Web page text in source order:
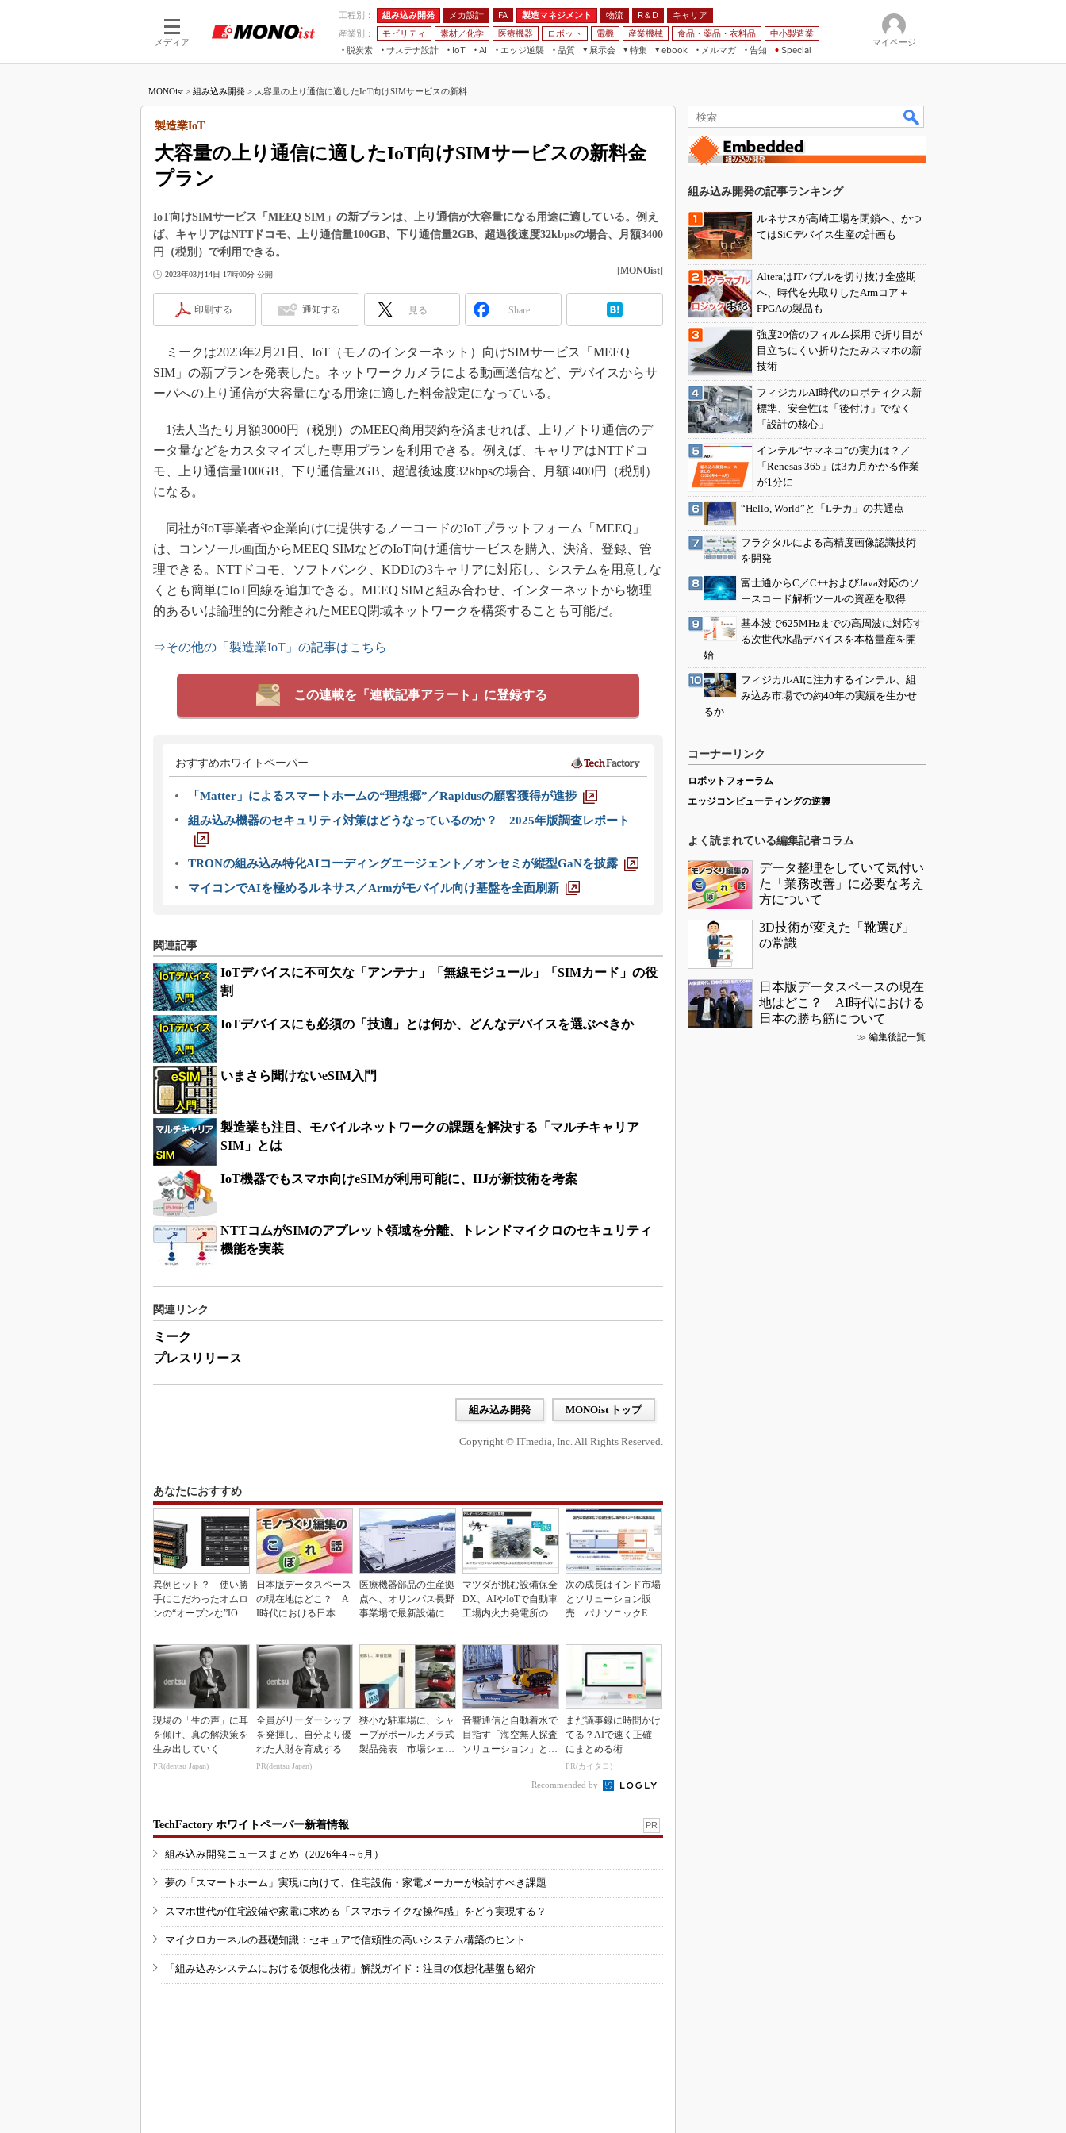
メディア
工程別： 組み込み開発 メカ設計 FA 製造マネジメント 物流 R＆D
キャリア
産業別：
モビリティ 素材／化学 医療機器 ロボット 電機 産業機械 食品・薬品・衣料品
中小製造業
脱炭素
サステナ設計
IoT
つながる工場
AI
AI×設備保全
エッジ逆襲 品質
展示会
JIMTOF
IIFES
TECHNO-FRONTIER
EdgeTech+
日本ものづくりワールド
AUTOMOTIVE WORLD
産業オープンネット展
特集
つながるクルマ
フィールドサービス
組み込み画像技術
組み込みモデリング
ISO26262
3Dプリンタ
インダストリー4.0
イノベーション
植物工場
知財マネジメント
グローバル設計・開発
ebook
FA
メルマガ
告知 Special
マイページ
MONOist > 組み込み開発 > 大容量の上り通信に適したIoT向けSIMサービスの新料...
大容量の上り通信に適したIoT向けSIMサービスの新料金
プラン
製造業IoT
IoT向けSIMサービス「MEEQ SIM」の新プランは、上り通信が大容量になる用途に適している。例え
ば、キャリアはNTTドコモ、上り通信量100GB、下り通信量2GB、超過後速度32kbpsの場合、月額3400
円（税別）で利用できる。
2023年03月14日 17時00分 公開 [MONOist]
印刷する 通知する 見る Share
ミークは2023年2月21日、IoT（モノのインターネット）向けSIMサービス「MEEQ
SIM」の新プランを発表した。ネットワークカメラによる動画送信など、デバイスからサ
ーバへの上り通信が大容量になる用途に適した料金設定になっている。
1法人当たり月額3000円（税別）のMEEQ商用契約を済ませれば、上り／下り通信のデ
ータ量などをカスタマイズした専用プランを利用できる。例えば、キャリアはNTTドコ
モ、上り通信量100GB、下り通信量2GB、超過後速度32kbpsの場合、月額3400円（税別）
になる。
同社がIoT事業者や企業向けに提供するノーコードのIoTプラットフォーム「MEEQ」
は、コンソール画面からMEEQ SIMなどのIoT向け通信サービスを購入、決済、登録、管
理できる。NTTドコモ、ソフトバンク、KDDIの3キャリアに対応し、システムを用意しな
くとも簡単にIoT回線を追加できる。MEEQ SIMと組み合わせ、インターネットから物理
的あるいは論理的に分離されたMEEQ閉域ネットワークを構築することも可能だ。
⇒その他の「製造業IoT」の記事はこちら
この連載を「連載記事アラート」に登録する
おすすめホワイトペーパー
「Matter」によるスマートホームの“理想郷”／Rapidusの顧客獲得が進捗
組み込み機器のセキュリティ対策はどうなっているのか？ 2025年版調査レポート
TRONの組み込み特化AIコーディングエージェント／オンセミが縦型GaNを披露
マイコンでAIを極めるルネサス／Armがモバイル向け基盤を全面刷新
関連記事
IoTデバイスに不可欠な「アンテナ」「無線モジュール」「SIMカード」の役
割
IoTデバイスにも必須の「技適」とは何か、どんなデバイスを選ぶべきか
いまさら聞けないeSIM入門
製造業も注目、モバイルネットワークの課題を解決する「マルチキャリア
SIM」とは
IoT機器でもスマホ向けeSIMが利用可能に、IIJが新技術を考案
NTTコムがSIMのアプレット領域を分離、トレンドマイクロのセキュリティ
機能を実装
関連リンク
ミーク
プレスリリース
組み込み開発 MONOist トップ
Copyright © ITmedia, Inc. All Rights Reserved.
あなたにおすすめ
異例ヒット？ 使い勝
手にこだわったオムロ
ンの“オープンな”IO-L
日本版データスペース
の現在地はどこ？ A
I時代における日本の
医療機器部品の生産拠
点へ、オリンパス長野
事業場で最新設備に機
マツダが挑む設備保全
DX、AIやIoTで自動車
工場内火力発電所の現
次の成長はインド市場
とソリューション販
売 パナソニックEW
現場の「生の声」に耳
を傾け、真の解決策を
生み出していく
PR(dentsu Japan)
全員がリーダーシップ
を発揮し、自分より優
れた人財を育成する
PR(dentsu Japan)
狭小な駐車場に、シャ
ープがポールカメラ式
製品発表 市場シェア
音響通信と自動着水で
目指す「海空無人探査
ソリューション」とは
まだ議事録に時間かけ
てる？AIで速く正確
にまとめる術
PR(カイタヨ)
Recommended by
TechFactory ホワイトペーパー新着情報 PR
組み込み開発ニュースまとめ（2026年4～6月）
夢の「スマートホーム」実現に向けて、住宅設備・家電メーカーが検討すべき課題
スマホ世代が住宅設備や家電に求める「スマホライクな操作感」をどう実現する？
マイクロカーネルの基礎知識：セキュアで信頼性の高いシステム構築のヒント
「組み込みシステムにおける仮想化技術」解説ガイド：注目の仮想化基盤も紹介
組み込み開発の記事ランキング
ルネサスが高崎工場を閉鎖へ、かつ
てはSiCデバイス生産の計画も
AlteraはITバブルを切り抜け全盛期
へ、時代を先取りしたArmコア＋
FPGAの製品も
強度20倍のフィルム採用で折り目が
目立ちにくい折りたたみスマホの新
技術
フィジカルAI時代のロボティクス新
標準、安全性は「後付け」でなく
「設計の核心」
インテル“ヤマネコ”の実力は？／
「Renesas 365」は3カ月かかる作業
が1分に
“Hello, World”と「Lチカ」の共通点
フラクタルによる高精度画像認識技術
を開発
富士通からC／C++およびJava対応のソ
ースコード解析ツールの資産を取得
基本波で625MHzまでの高周波に対応す
る次世代水晶デバイスを本格量産を開
始
フィジカルAIに注力するインテル、組
み込み市場での約40年の実績を生かせ
るか
コーナーリンク
ロボットフォーラム
エッジコンピューティングの逆襲
よく読まれている編集記者コラム
データ整理をしていて気付い
た「業務改善」に必要な考え
方について
3D技術が変えた「靴選び」
の常識
日本版データスペースの現在
地はどこ？ AI時代における
日本の勝ち筋について
≫ 編集後記一覧